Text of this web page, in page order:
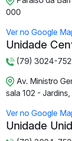
000
Ver no Google
Unidade
(79) 3024-
Av. Ministro
sala 102 -
Ver no Google
Unidade